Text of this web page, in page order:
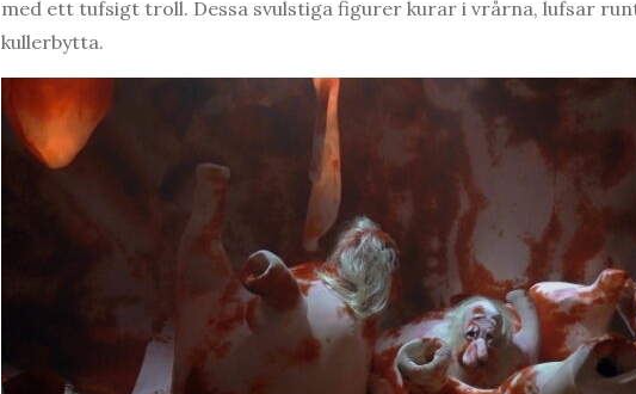
med ett tufsigt troll. Dessa svulstiga figurer kurar i vrårna, lufsar
kullerbytta.